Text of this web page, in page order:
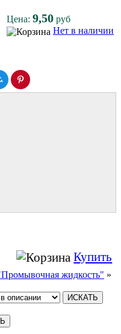
Цена: 9,50 руб
Нет в наличии
Купить
жидкость" »